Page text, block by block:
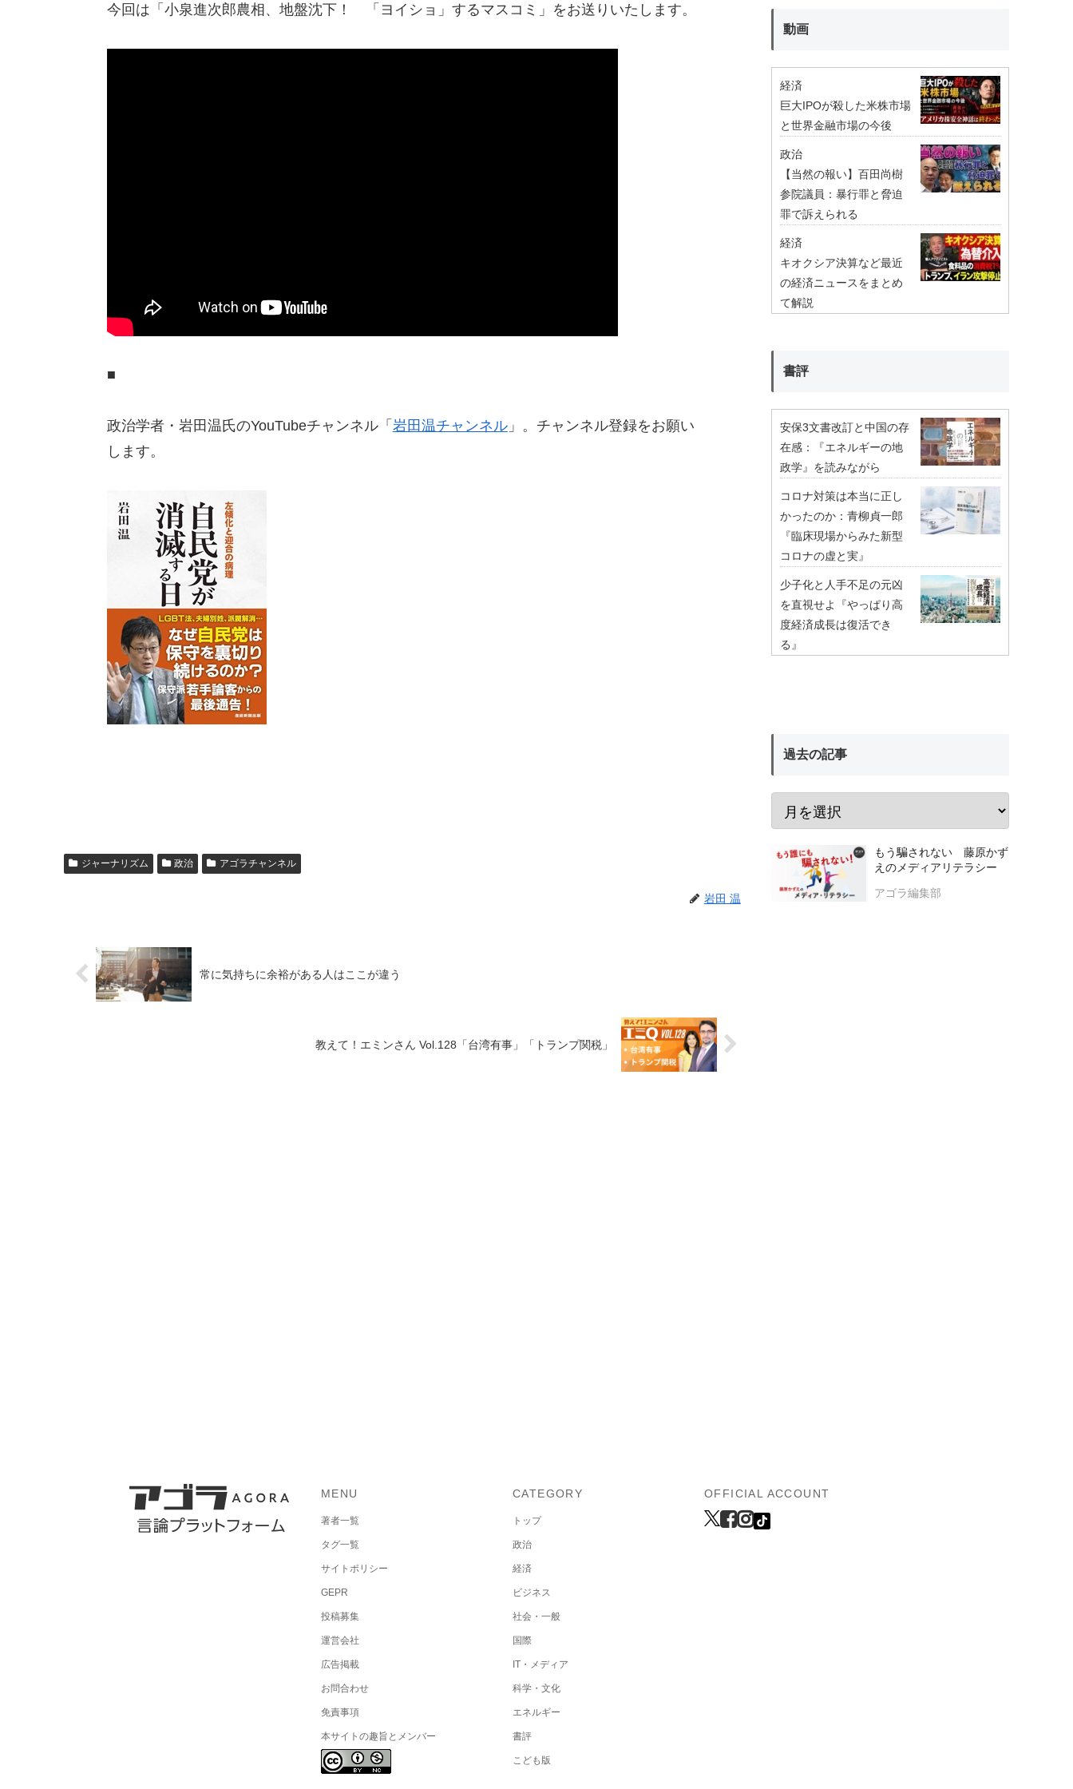
今回は「小泉進次郎農相、地盤沈下！ 「ヨイショ」するマスコミ」をお送りいたします。
■
政治学者・岩田温氏のYouTubeチャンネル「 岩田温チャンネル」。チャンネル登録をお願い
します。
ジャーナリズム 政治 アゴラチャンネル
岩田 温
常に気持ちに余裕がある人はここが違う
教えて！エミンさん Vol.128「台湾有事」「トランプ関税」
動画
経済
巨大IPOが殺した米株市場
と世界金融市場の今後
政治
【当然の報い】百田尚樹
参院議員：暴行罪と脅迫
罪で訴えられる
経済
キオクシア決算など最近
の経済ニュースをまとめ
て解説
書評
安保3文書改訂と中国の存
在感：『エネルギーの地
政学』を読みながら
コロナ対策は本当に正し
かったのか：青柳貞一郎
『臨床現場からみた新型
コロナの虚と実』
少子化と人手不足の元凶
を直視せよ『やっぱり高
度経済成長は復活でき
る』
過去の記事
もう騙されない 藤原かず
えのメディアリテラシー
アゴラ編集部
MENU
著者一覧
タグ一覧
サイトポリシー
GEPR
投稿募集
運営会社
広告掲載
お問合わせ
免責事項
本サイトの趣旨とメンバー
CATEGORY
トップ
政治
経済
ビジネス
社会・一般
国際
IT・メディア
科学・文化
エネルギー
書評
こども版
OFFICIAL ACCOUNT